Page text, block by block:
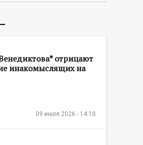
отрицают
инакомыслящих на
09 июля 2026 - 14:10